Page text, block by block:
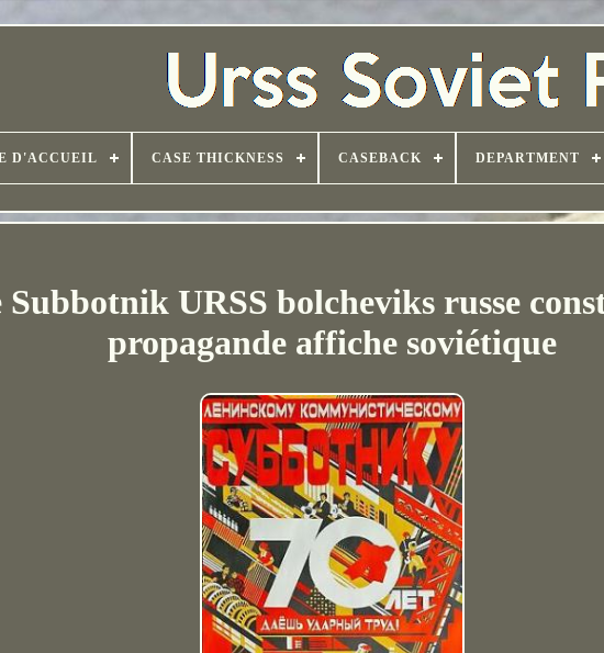
D'ACCUEIL CASE THICKNESS CASEBACK DEPARTMENT
Subbotnik URSS bolcheviks russe
propagande affiche soviétique